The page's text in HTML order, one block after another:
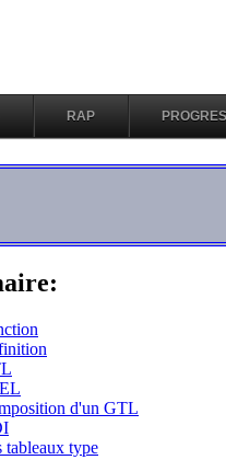
RAP
d'un GTL
tableaux type